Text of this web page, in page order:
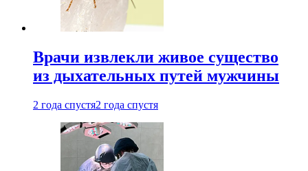
Врачи извлекли живое существо
из дыхательных путей мужчины
2 года спустя2 года спустя